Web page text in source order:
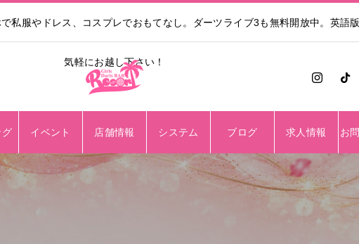
私服やドレス、コスプレでおもてなし。ダーツライブ3も無料開放中。英語
気軽にお越し下さい！
グ イベント 店舗情報 システム ブログ 求人情報 お